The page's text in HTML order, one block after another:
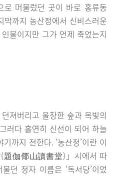
로 머물렀던 곳이 바로 홍류동
까지 농산정에서 신비스러운
물이지만 그가 언제 죽었는지
져버리고 울창한 숲과 옥빛의
러다 홀연히 신선이 되어 하늘
까지 전한다. ‘농산정’이란 이
(題伽倻山讀書堂)」시에서 따
던 정자 이름은 ‘독서당’이었